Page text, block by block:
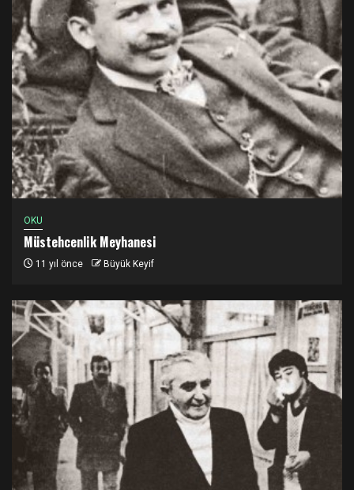
OKU
Müstehcenlik Meyhanesi
11 yıl önce Büyük Keyif